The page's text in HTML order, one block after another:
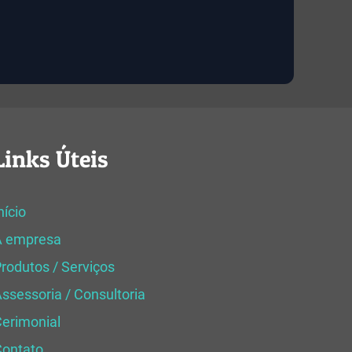
Úteis
empresa
/ Serviços
/ Consultoria